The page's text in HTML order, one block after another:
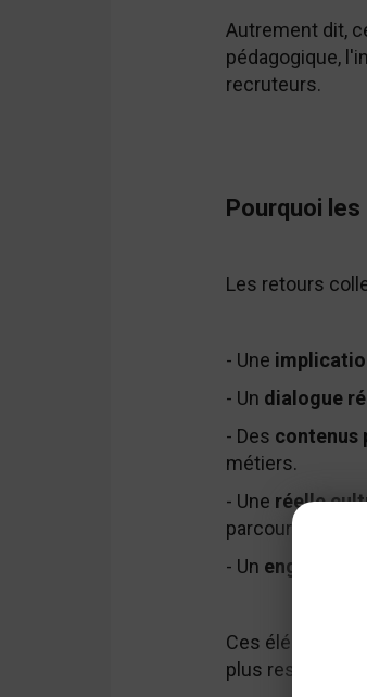
Autrement dit,
pédagogique,
recruteurs.
Pourquoi
Les retours
- Une
- Un dialogue
- Des contenus
métiers.
- Une réelle
parcours
- Un
Ces éléments
plus